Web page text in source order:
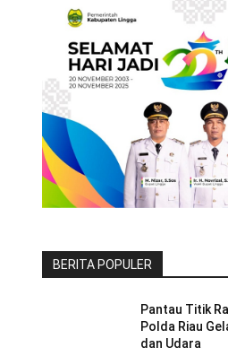
BERITA POPULER
Pantau Titik
Polda Riau
dan Udara